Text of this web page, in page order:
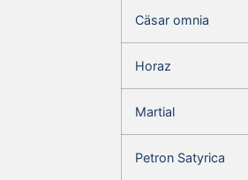
Cäsar omnia
Horaz
Martial
Petron Satyrica